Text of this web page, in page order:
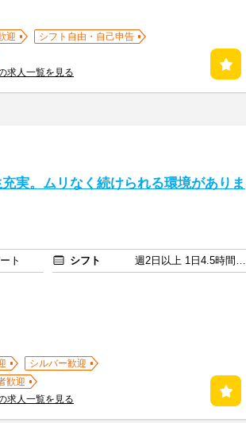
迎
シフト自由・自己申告
求人一覧を見る
実。ムリなく続けられる環境がありま
ト シフト
週2日以上 1日4.5時間以上
シルバー歓迎
歓迎
求人一覧を見る